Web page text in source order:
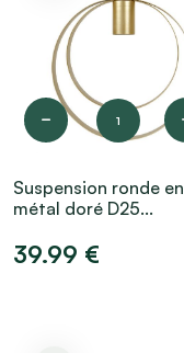
1
Suspension ronde en
métal doré D25...
39.99 €